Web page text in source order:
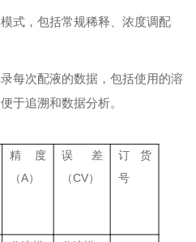
式，包括常规稀释、浓度调配
每次配液的数据，包括使用的溶
于追溯和数据分析。
精度
（A）
误差
（CV）
订货
号